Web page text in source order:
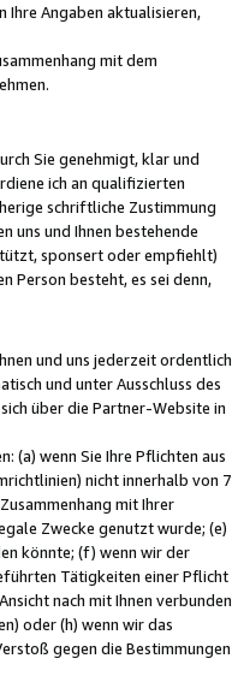
Ihre Angaben aktualisieren,
mit dem
Sie genehmigt, klar und
ich an qualifizierten
schriftliche Zustimmung
uns und Ihnen bestehende
sponsert oder empfiehlt)
Person besteht, es sei denn,
und uns jederzeit ordentlich
und unter Ausschluss des
über die Partner-Website in
(a) wenn Sie Ihre Pflichten aus
nicht innerhalb von 7
mit Ihrer
Zwecke genutzt wurde; (e)
könnte; (f) wenn wir der
Tätigkeiten einer Pflicht
nach mit Ihnen verbunden
oder (h) wenn wir das
gegen die Bestimmungen